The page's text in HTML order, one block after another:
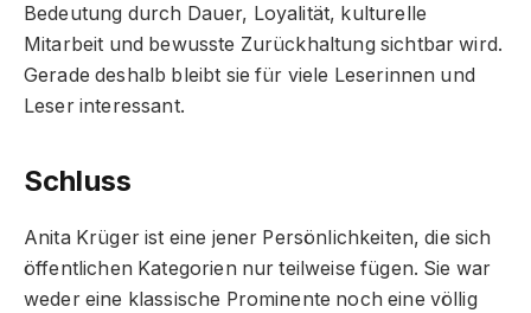
Bedeutung durch Dauer, Loyalität, kulturelle
Mitarbeit und bewusste Zurückhaltung sichtbar wird.
Gerade deshalb bleibt sie für viele Leserinnen und
Leser interessant.
Schluss
Anita Krüger ist eine jener Persönlichkeiten, die sich
öffentlichen Kategorien nur teilweise fügen. Sie war
weder eine klassische Prominente noch eine völlig